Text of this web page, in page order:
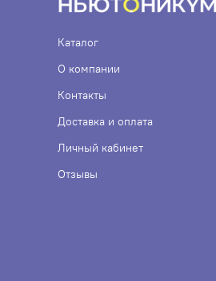
Каталог
О компании
Контакты
Доставка и оплата
Личный кабинет
Отзывы